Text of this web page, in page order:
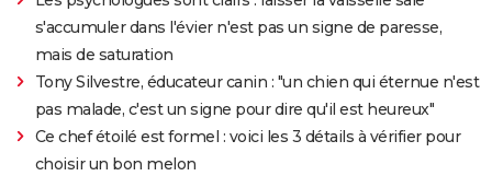
s'accumuler dans l'évier n'est pas un signe de paresse,
mais de saturation
Tony Silvestre, éducateur canin : "un chien qui éternue n'est
pas malade, c'est un signe pour dire qu'il est heureux"
Ce chef étoilé est formel : voici les 3 détails à vérifier pour
choisir un bon melon